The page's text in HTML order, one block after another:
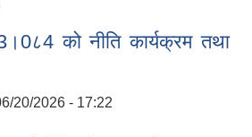
को नीति कार्यक्रम तथा
20/2026 - 17:22